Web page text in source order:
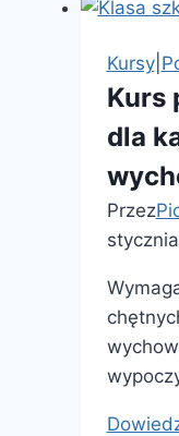
Kursy|
Kurs
dla
Przez